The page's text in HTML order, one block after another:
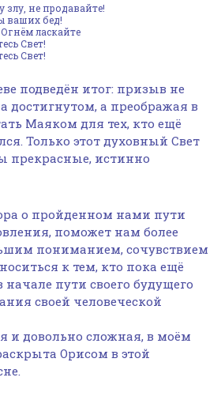
злу, не продавайте!
ваших бед!
ласкайте
Свет!
Свет!
подведён итог: призыв не
достигнутом, а преображая в
Маяком для тех, кто ещё
Только этот духовный Свет
прекрасные, истинно
о пройденном нами пути
поможет нам более
пониманием, сочувствием
к тем, кто пока ещё
начале пути своего будущего
своей человеческой
и довольно сложная, в моём
Орисом в этой